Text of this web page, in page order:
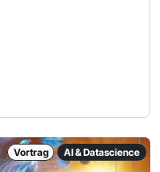
Vortrag AI & Datascience